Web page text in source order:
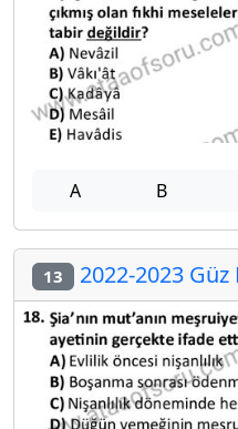
A B
13 2022-2023 Güz